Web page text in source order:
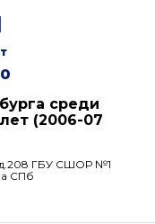
среди
(2006-07
ГБУ СШОР №1
СПб